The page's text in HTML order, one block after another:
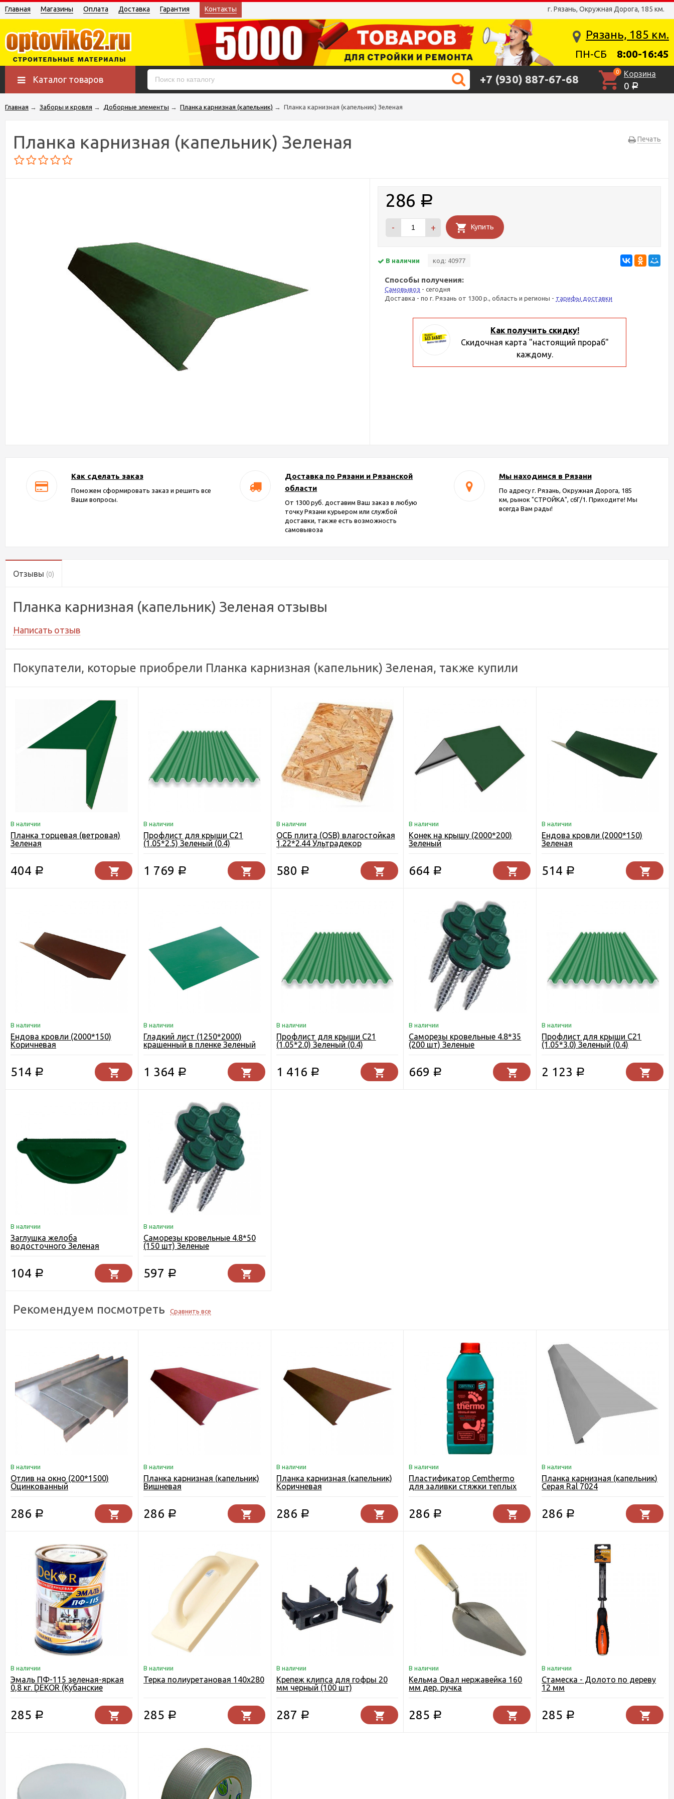
г. Рязань, Окружная Дорога, 185 км.
Главная Магазины Оплата Доставка Гарантия Контакты
Рязань, 185 км.
ПН-СБ 8:00-16:45
Каталог товаров +7 (930) 887-67-68
0 Корзина
0 Р
Главная → Заборы и кровля → Доборные элементы → Планка карнизная (капельник) → Планка карнизная (капельник) Зеленая
Печать
Планка карнизная (капельник) Зеленая
286 Р
- + Купить
В наличии код: 40977
Способы получения:
Самовывоз - сегодня
Доставка - по г. Рязань от 1300 р., область и регионы - тарифы доставки
Как получить скидку!
Скидочная карта "настоящий прораб"
каждому.
Как сделать заказ
Поможем сформировать заказ и решить все
Ваши вопросы.
Доставка по Рязани и Рязанской
области
От 1300 руб. доставим Ваш заказ в любую
точку Рязани курьером или службой
доставки, также есть возможность
самовывоза
Мы находимся в Рязани
По адресу г. Рязань, Окружная Дорога, 185
км, рынок "СТРОЙКА", с6Г/1. Приходите! Мы
всегда Вам рады!
Отзывы (0)
Планка карнизная (капельник) Зеленая отзывы
Написать отзыв
Покупатели, которые приобрели Планка карнизная (капельник) Зеленая, также купили
В наличии
Планка торцевая (ветровая)
Зеленая
404 Р
В наличии
Профлист для крыши С21
(1.05*2.5) Зеленый (0.4)
1 769 Р
В наличии
ОСБ плита (OSB) влагостойкая
1.22*2.44 Ультрадекор
(Кроношпан) Егорьевск 9 мм.
580 Р
В наличии
Конек на крышу (2000*200)
Зеленый
664 Р
В наличии
Ендова кровли (2000*150)
Зеленая
514 Р
В наличии
Ендова кровли (2000*150)
Коричневая
514 Р
В наличии
Гладкий лист (1250*2000)
крашенный в пленке Зеленый
1 364 Р
В наличии
Профлист для крыши С21
(1.05*2.0) Зеленый (0.4)
1 416 Р
В наличии
Саморезы кровельные 4.8*35
(200 шт) Зеленые
669 Р
В наличии
Профлист для крыши С21
(1.05*3.0) Зеленый (0.4)
2 123 Р
В наличии
Заглушка желоба
водосточного Зеленая
104 Р
В наличии
Саморезы кровельные 4.8*50
(150 шт) Зеленые
597 Р
Рекомендуем посмотреть Сравнить все
В наличии
Отлив на окно (200*1500)
Оцинкованный
286 Р
В наличии
Планка карнизная (капельник)
Вишневая
286 Р
В наличии
Планка карнизная (капельник)
Коричневая
286 Р
В наличии
Пластификатор Cemthermo
для заливки стяжки теплых
286 Р
В наличии
Планка карнизная (капельник)
Серая Ral 7024
286 Р
В наличии
Эмаль ПФ-115 зеленая-яркая
0,8 кг. DEKOR (Кубанские
краски)
285 Р
В наличии
Терка полиуретановая 140х280
285 Р
В наличии
Крепеж клипса для гофры 20
мм черный (100 шт)
287 Р
В наличии
Кельма Овал нержавейка 160
мм дер. ручка
285 Р
В наличии
Стамеска - Долото по дереву
12 мм
285 Р